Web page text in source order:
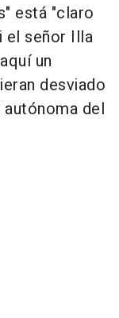
está "claro
el señor Illa
un
desviado
del